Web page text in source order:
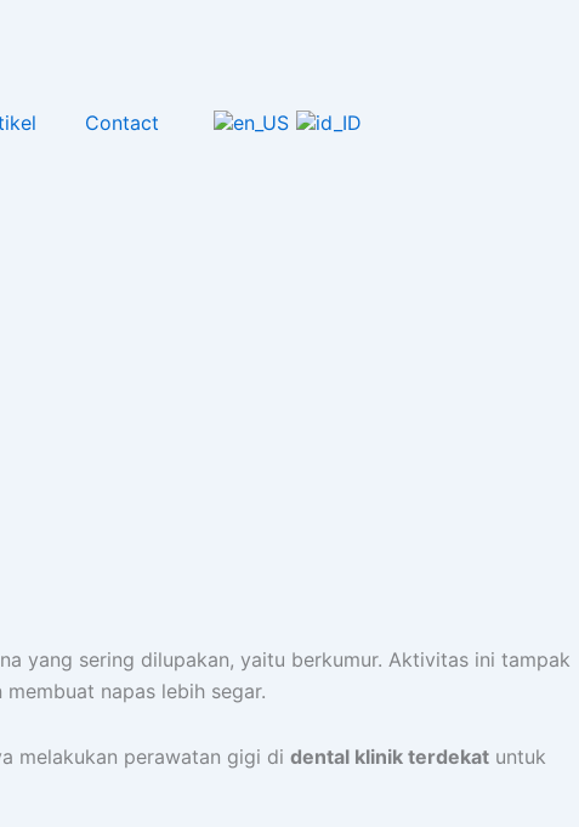
Contact
yang sering dilupakan, yaitu berkumur. Aktivitas ini tampak
napas lebih segar.
melakukan perawatan gigi di dental klinik terdekat untuk